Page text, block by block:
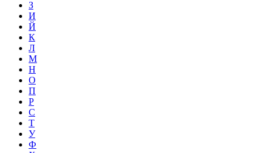
З
И
Й
К
Л
М
Н
О
П
Р
С
Т
У
Ф